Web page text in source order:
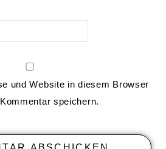
und Website in diesem Browser
speichern.